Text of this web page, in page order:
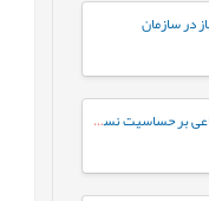
در سازمان
بررسی تأثیرشخصیت و رسانه های اجتماعی بر حساسیت نسبت به قیمت (مطالعه موردی فروشگاه های افق کوروش ماهشهر)